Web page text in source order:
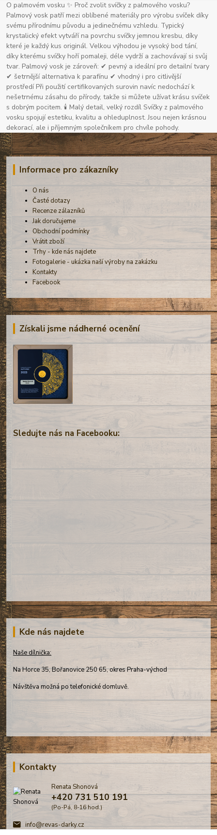
O palmovém vosku ✨ Proč zvolit svíčky z palmového vosku?
Palmový vosk patří mezi oblíbené materiály pro výrobu svíček díky
svému přírodnímu původu a jedinečnému vzhledu. Typický
krystalický efekt vytváří na povrchu svíčky jemnou kresbu, díky
které je každý kus originál. Velkou výhodou je vysoký bod tání,
díky kterému svíčky hoří pomaleji, déle vydrží a zachovávají si svůj
tvar. Palmový vosk je zároveň: ✔ pevný a ideální pro detailní tvary
✔ šetrnější alternativa k parafínu ✔ vhodný i pro citlivější
prostředí Při použití certifikovaných surovin navíc nedochází k
nešetrnému zásahu do přírody, takže si můžete užívat krásu svíček
s dobrým pocitem. 🕯 Malý detail, velký rozdíl Svíčky z palmového
vosku spojují estetiku, kvalitu a ohleduplnost. Jsou nejen krásnou
dekorací, ale i příjemným společníkem pro chvíle pohody.
Informace pro zákazníky
O nás
Časté dotazy
Recenze zálazníků
Jak doručujeme
Obchodní podmínky
Vrátit zboží
Trhy - kde nás najdete
Fotogalerie - ukázka naší výroby na zakázku
Kontakty
Facebook
Získali jsme nádherné ocenění
Sledujte nás na Facebooku:
Kde nás najdete
Naše dílnička:
Na Horce 35, Bořanovice 250 65, okres Praha-východ
Návštěva možná po telefonické domluvě.
Kontakty
Renata Shonová
+420 731 510 191
(Po-Pá, 8-16 hod.)
info@revas-darky.cz